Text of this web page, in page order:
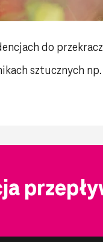
do
sztucznych